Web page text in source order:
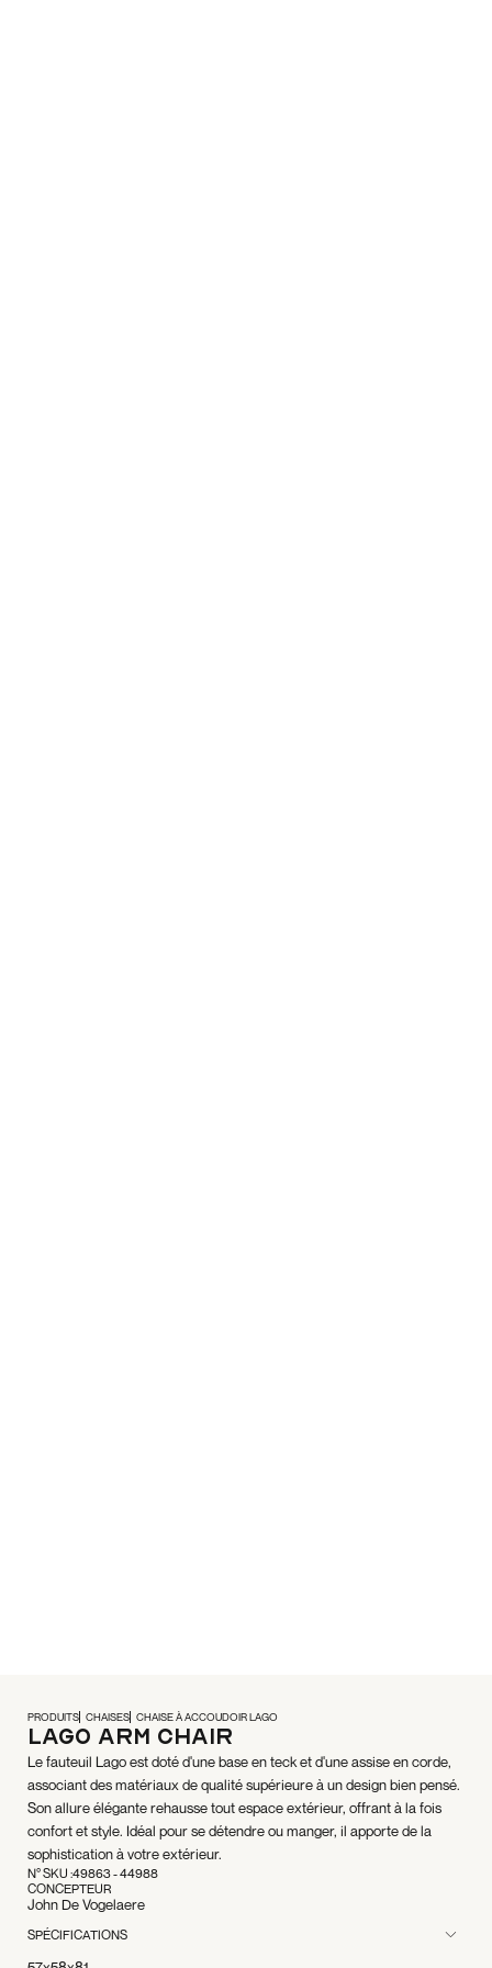
PRODUITS CHAISES CHAISE À ACCOUDOIR LAGO
Lago Arm Chair
Le fauteuil Lago est doté d'une base en teck et d'une assise en corde,
associant des matériaux de qualité supérieure à un design bien pensé.
Son allure élégante rehausse tout espace extérieur, offrant à la fois
confort et style. Idéal pour se détendre ou manger, il apporte de la
sophistication à votre extérieur.
N° SKU :49863 - 44988
CONCEPTEUR
John De Vogelaere
SPÉCIFICATIONS